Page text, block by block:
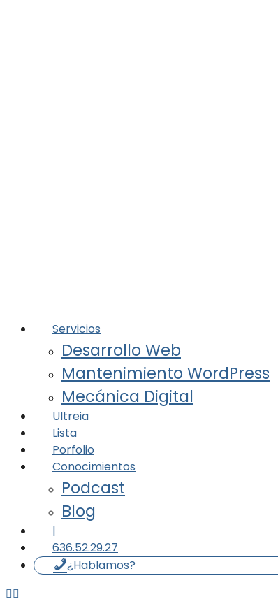
Servicios
Desarrollo Web
Mantenimiento WordPress
Mecánica Digital
Ultreia
Lista
Porfolio
Conocimientos
Podcast
Blog
|
636.52.29.27
¿Hablamos?